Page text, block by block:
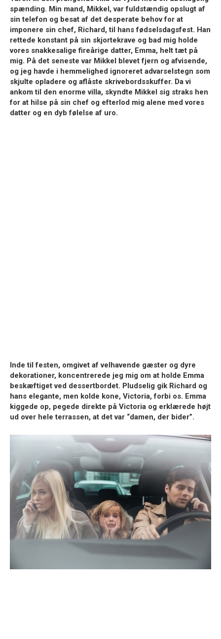
spænding. Min mand, Mikkel, var fuldstændig opslugt af
sin telefon og besat af det desperate behov for at
imponere sin chef, Richard, til hans fødselsdagsfest. Han
rettede konstant på sin skjortekrave og bad mig holde
vores snakkesalige fireårige datter, Emma, helt tæt på
mig. På det seneste var Mikkel blevet fjern og afvisende,
og jeg havde i hemmelighed ignoreret advarselstegn som
skjulte opladere og aflåste skrivebordsskuffer. Da vi
ankom til den enorme villa, skyndte Mikkel sig straks hen
for at hilse på sin chef og efterlod mig alene med vores
datter og en dyb følelse af uro.
Inde til festen, omgivet af velhavende gæster og dyre
dekorationer, koncentrerede jeg mig om at holde Emma
beskæftiget ved dessertbordet. Pludselig gik Richard og
hans elegante, men kolde kone, Victoria, forbi os. Emma
kiggede op, pegede direkte på Victoria og erklærede højt
ud over hele terrassen, at det var “damen, der bider”.